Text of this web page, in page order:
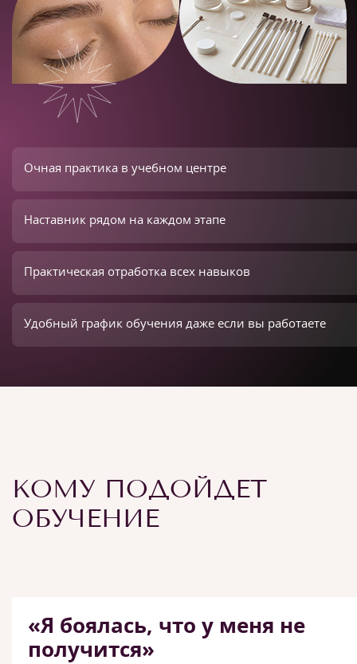
Очная практика в учебном центре
Наставник рядом на каждом этапе
Практическая отработка всех навыков
Удобный график обучения даже если вы работаете
КОМУ ПОДОЙДЕТ
ОБУЧЕНИЕ
«Я боялась, что у меня не
получится»